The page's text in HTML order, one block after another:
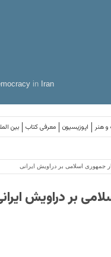
in Iran
بین معرفی کتاب اپوزیسیون هنر
جمهوری اسلامی بر دراویش ایرانی
بر دراویش